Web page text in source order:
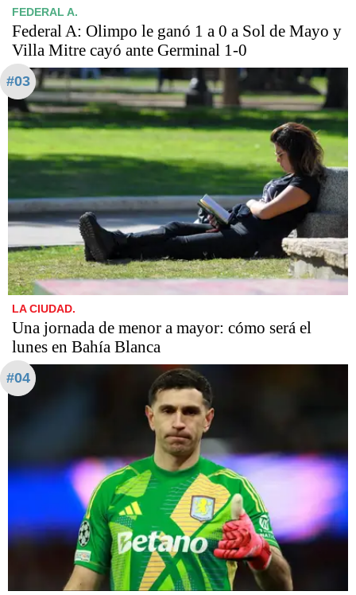
FEDERAL A.
Federal A: Olimpo le ganó 1 a 0 a Sol de Mayo y
Villa Mitre cayó ante Germinal 1-0
#03
LA CIUDAD.
Una jornada de menor a mayor: cómo será el
lunes en Bahía Blanca
#04